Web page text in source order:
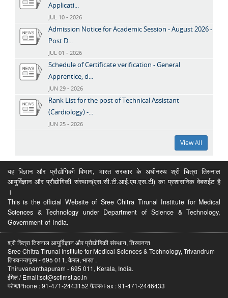
Applicati...
JUL 10 - 2026
Admission Notice for Academic Session - August 2026 -
Post D...
JUL 01 - 2026
Schedule of Certificate verification - General
Apprentice, d...
JUN 29 - 2026
Rank List for the post of Technical Assistant
(Cardiology) -...
JUN 25 - 2026
View All
यह विज्ञान और प्रौद्योगिकी विभाग, भारत सरकार के अधीनस्थ श्री चित्रा तिरुनाल
आयुर्विज्ञान और प्रौद्योगिकी संस्थान(एस.सी.टी.आई.एम.एस.टी) का प्रशासनिक वेबसईट है
।
This is the official Website of Sree Chitra Tirunal Institute for Medical
Sciences & Technology under Department of Science & Technology,
Government of India.
श्री चित्रा तिरुनाल आयुर्विज्ञान और प्रौद्योगिकी संस्थान, तिरुवनन्त
Sree Chitra Tirunal Institute for Medical Sciences & Technology, Trivandrum
तिरुवनन्तपुरम - 695 011, केरल, भारत .
Thiruvananthapuram - 695 011, Kerala, India.
ईमेल / Email:sct@sctimst.ac.in
फोण/Phone : 91-471-2443152 फैक्स/Fax : 91-471-2446433